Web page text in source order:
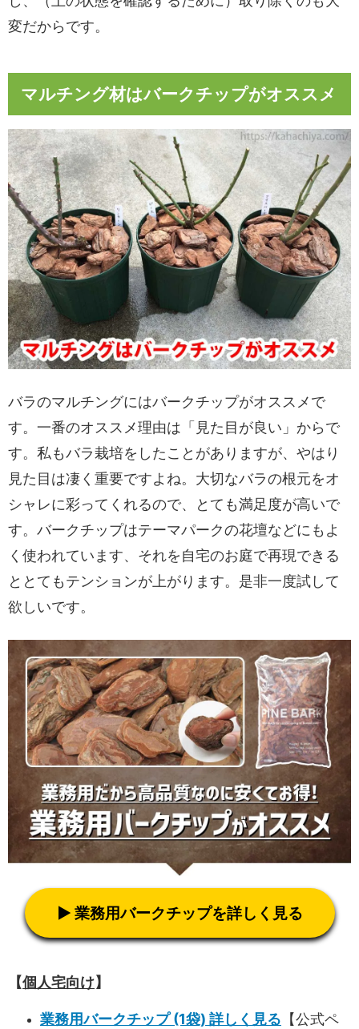
変だからです。
マルチング材はバークチップがオススメ
バラのマルチングにはバークチップがオススメで
す。一番のオススメ理由は「見た目が良い」からで
す。私もバラ栽培をしたことがありますが、やはり
見た目は凄く重要ですよね。大切なバラの根元をオ
シャレに彩ってくれるので、とても満足度が高いで
す。バークチップはテーマパークの花壇などにもよ
く使われています、それを自宅のお庭で再現できる
ととてもテンションが上がります。是非一度試して
欲しいです。
▶ 業務用バークチップを詳しく見る
【個人宅向け】
業務用バークチップ (1袋) 詳しく見る 【公式ペ